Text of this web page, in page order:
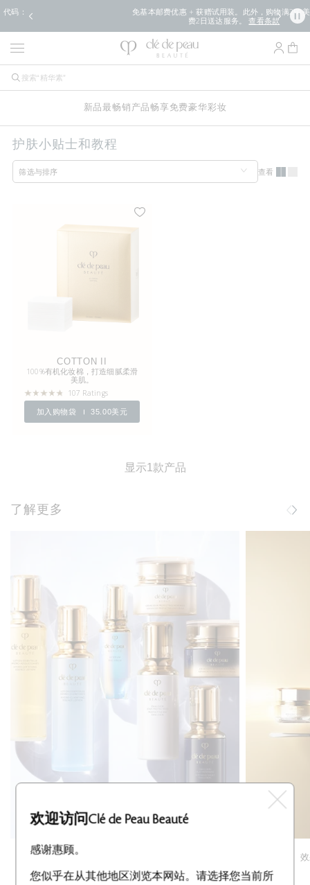
免基本邮费优惠 + 获赠试用装。此外，购物满250美元可享免
查看条款
新品最畅销产品畅享免费豪华彩妆
护肤小贴士和教程
筛选与排序 查看
COTTON II
100%有机化妆棉，打造细腻柔滑
美肌。
107 Ratings
加入购物袋 35.00美元
显示1款产品
了解更多
三步护肤程序，以补水和防护唤醒肌肤潜能。
欢迎访问Clé de Peau Beauté
感谢惠顾。
您似乎在从其他地区浏览本网站。请选择您当前所